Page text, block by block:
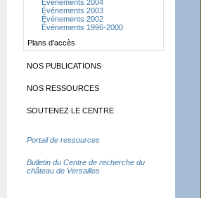
Événements 2004
Événements 2003
Événements 2002
Événements 1996-2000
Plans d’accès
NOS PUBLICATIONS
NOS RESSOURCES
SOUTENEZ LE CENTRE
Portail de ressources
Bulletin du Centre de recherche du
château de Versailles